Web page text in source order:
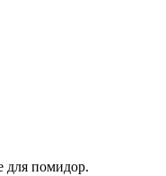
для помидор.